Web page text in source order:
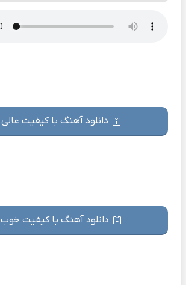
دانلود آهنگ با کیفیت عالی 320
دانلود آهنگ با کیفیت خوب 128